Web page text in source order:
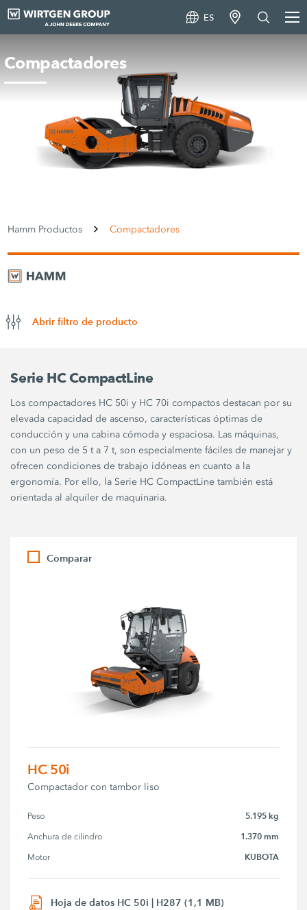
ES
Compactadores
Hamm Productos Compactadores
Abrir filtro de producto
Serie HC CompactLine
Los compactadores HC 50i y HC 70i compactos destacan por su
elevada capacidad de ascenso, características óptimas de
conducción y una cabina cómoda y espaciosa. Las máquinas,
con un peso de 5 t a 7 t, son especialmente fáciles de manejar y
ofrecen condiciones de trabajo idóneas en cuanto a la
ergonomía. Por ello, la Serie HC CompactLine también está
orientada al alquiler de maquinaria.
Comparar
HC 50i
Compactador con tambor liso
Peso 5.195 kg
Anchura de cilindro 1.370 mm
Motor KUBOTA
Hoja de datos HC 50i | H287 (1,1 MB)